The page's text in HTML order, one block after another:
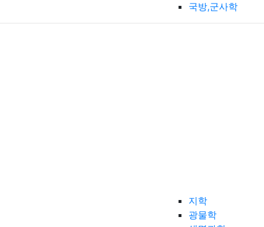
국방,군사학
지학
광물학